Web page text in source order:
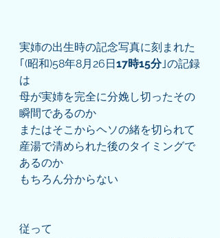
実姉の出生時の記念写真に刻まれた
｢(昭和)58年8月26日 17時15分｣の記録
は
母が実姉を完全に分娩し切ったその
瞬間であるのか
またはそこからヘソの緒を切られて
産湯で清められた後のタイミングで
あるのか
もちろん分からない
従って